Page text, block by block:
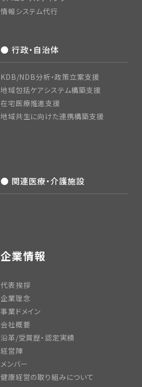
情報システム代行
● 行政・自治体
KDB/NDB分析・政策立案支援
地域包括ケアシステム構築支援
在宅医療推進支援
地域共生に向けた連携構築支援
● 関連医療・介護施設
企業情報
代表挨拶
企業理念
事業ドメイン
会社概要
沿革/受賞歴・認定実績
経営陣
メンバー
健康経営の取り組みについて